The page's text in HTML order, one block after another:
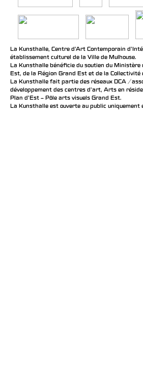
La Kunsthalle, Centre d’Art Contemporain
établissement culturel de la Ville de Mulhouse.
La Kunsthalle bénéficie du soutien du Ministère
Est, de la Région Grand Est et de la Collectivité
La Kunsthalle fait partie des réseaux DCA /
développement des centres d'art, Arts en
Plan d’Est – Pôle arts visuels Grand Est.
La Kunsthalle est ouverte au public uniquement